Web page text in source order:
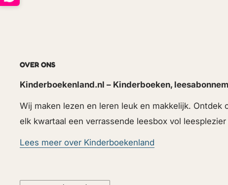
OVER ONS
Kinderboekenland.nl – Kinderboeken,
Wij maken lezen en leren leuk en makkelijk.
elk kwartaal een verrassende leesbox vol
Lees meer over Kinderboekenland